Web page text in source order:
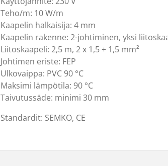
Teho/m: 10 W/m
Kaapelin halkaisija: 4 mm
Kaapelin rakenne: 2-johtiminen, yksi
Liitoskaapeli: 2,5 m, 2 x 1,5 + 1,5 mm²
Johtimen eriste: FEP
Ulkovaippa: PVC 90 °C
Maksimi lämpötila: 90 °C
Taivutussäde: minimi 30 mm
Standardit: SEMKO, CE